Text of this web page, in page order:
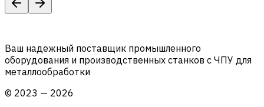
Ваш надежный поставщик промышленного
оборудования и производственных станков с ЧПУ для
металлообработки
© 2023 — 2026